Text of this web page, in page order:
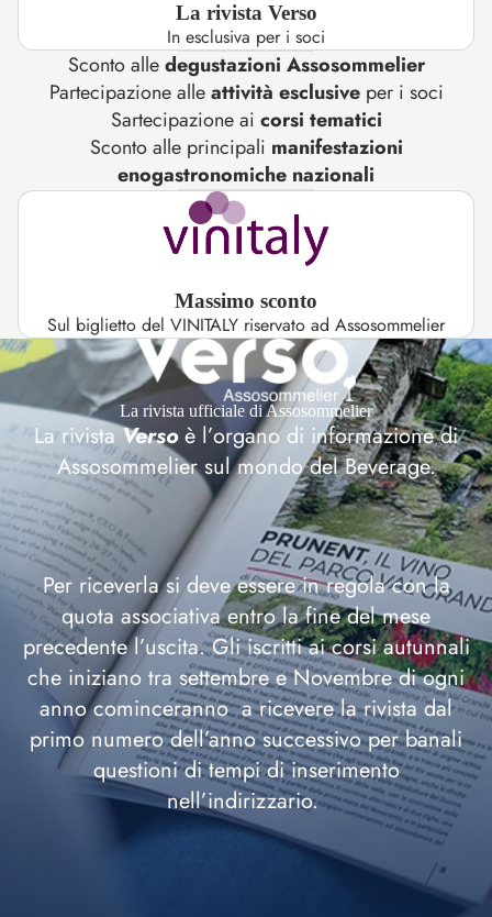
La rivista Verso
In esclusiva per i soci
Sconto alledegustazioni Assosommelier
Partecipazione alleattività esclusiveper i soci
Sartecipazione ai corsi tematici
Sconto alle principali manifestazioni
enogastronomiche nazionali
Massimo sconto
Sul biglietto del VINITALY riservato ad Assosommelier
La rivista ufficiale di Assosommelier
La rivistaVersoè l’organo di informazione di
Assosommelier sul mondo del Beverage.
Per riceverla si deve essere in regola con la
quota associativa entro la fine del mese
precedente l’uscita. Gli iscritti ai corsi autunnali
che iniziano tra settembre e Novembre di ogni
anno cominceranno a ricevere la rivista dal
primo numero dell’anno successivo per banali
questioni di tempi di inserimento
nell’indirizzario.